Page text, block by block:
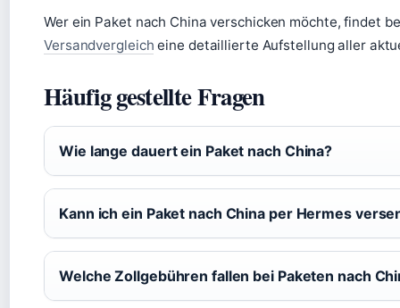
Wer ein Paket nach China verschicken möchte, findet
Versandvergleich eine detaillierte Aufstellung aller
Häufig gestellte Fragen
Wie lange dauert ein Paket nach China?
Kann ich ein Paket nach China per Hermes
Welche Zollgebühren fallen bei Paketen nach